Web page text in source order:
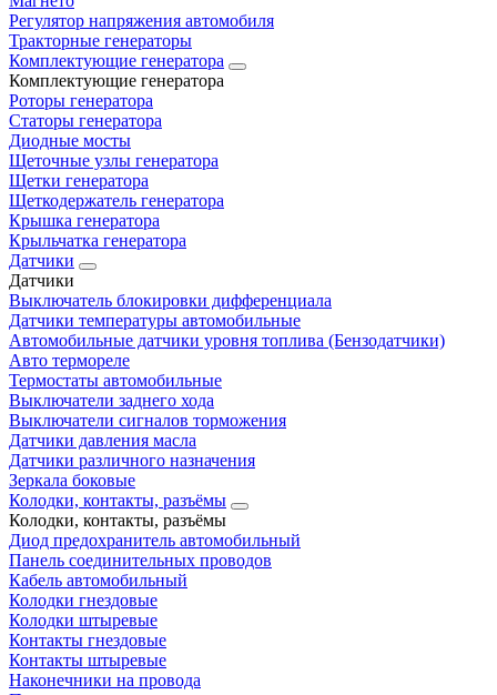
Регулятор напряжения автомобиля
Тракторные генераторы
Комплектующие генератора
Комплектующие генератора
Роторы генератора
Статоры генератора
Диодные мосты
Щеточные узлы генератора
Щетки генератора
Щеткодержатель генератора
Крышка генератора
Крыльчатка генератора
Датчики
Датчики
Выключатель блокировки дифференциала
Датчики температуры автомобильные
Автомобильные датчики уровня топлива (Бензодатчики)
Авто термореле
Термостаты автомобильные
Выключатели заднего хода
Выключатели сигналов торможения
Датчики давления масла
Датчики различного назначения
Зеркала боковые
Колодки, контакты, разъёмы
Колодки, контакты, разъёмы
Диод предохранитель автомобильный
Панель соединительных проводов
Кабель автомобильный
Колодки гнездовые
Колодки штыревые
Контакты гнездовые
Контакты штыревые
Наконечники на провода